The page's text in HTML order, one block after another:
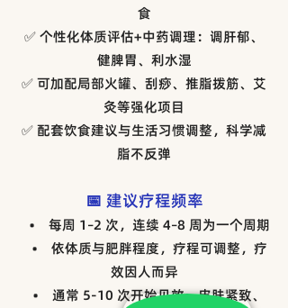
食
✅ 个性化体质评估+中药调理：调肝郁、
健脾胃、利水湿
✅ 可加配局部火罐、刮痧、推脂拨筋、艾
灸等强化项目
✅ 配套饮食建议与生活习惯调整，科学减
脂不反弹
📅 建议疗程频率
• 每周 1–2 次，连续 4–8 周为一个周期
• 依体质与肥胖程度，疗程可调整，疗
效因人而异
• 通常 5-10 次开始见效，皮肤紧致、